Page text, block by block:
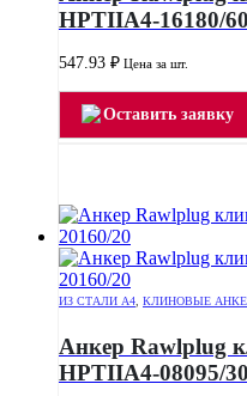
HPTIIA4-16180/60
547.93 ₽ Цена за шт.
Оставить заявку
ИЗ СТАЛИ А4, КЛИНОВЫЕ
Анкер Rawlplug
HPTIIA4-08095/30